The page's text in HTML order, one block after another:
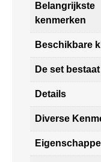
Belangrijkste
kenmerken
Beschikbare
De set
Details
Diverse